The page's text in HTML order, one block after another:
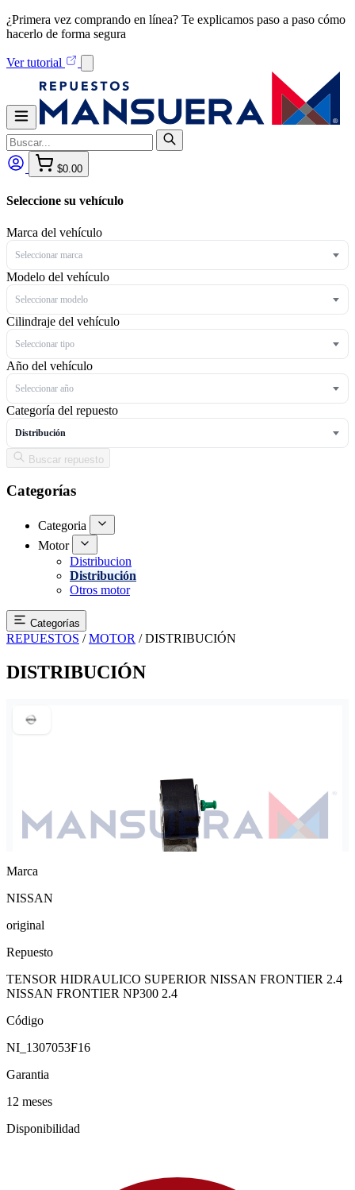
¿Primera vez comprando en línea? Te explicamos paso a paso cómo
hacerlo de forma segura
Ver tutorial
$0.00
Seleccione su vehículo
Marca del vehículo
Seleccionar marca
Modelo del vehículo
Seleccionar modelo
Cilindraje del vehículo
Seleccionar tipo
Año del vehículo
Seleccionar año
Categoría del repuesto
Distribución
Buscar repuesto
Categorías
Categoria
Motor
Distribucion
Distribución
Otros motor
Categorías
REPUESTOS / MOTOR / DISTRIBUCIÓN
DISTRIBUCIÓN
Marca
NISSAN
original
Repuesto
TENSOR HIDRAULICO SUPERIOR NISSAN FRONTIER 2.4
NISSAN FRONTIER NP300 2.4
Código
NI_1307053F16
Garantia
12 meses
Disponibilidad